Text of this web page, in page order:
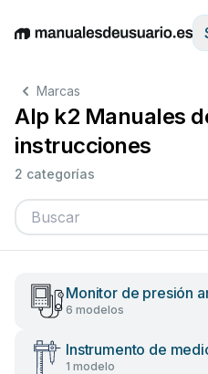
EnglishDeutschEspañol
Marcas
Alp k2 Manuales
instrucciones
2 categorías
Monitor de presión
6 modelos
Instrumento de
1 modelo